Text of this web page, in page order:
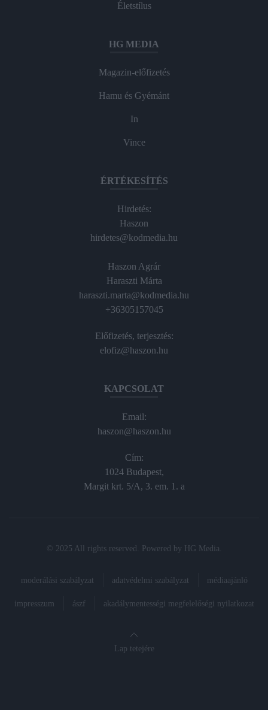
Életstílus
HG MEDIA
Magazin-előfizetés
Hamu és Gyémánt
In
Vince
ÉRTÉKESÍTÉS
Hirdetés:
Haszon
hirdetes@kodmedia.hu
Haszon Agrár
Haraszti Márta
haraszti.marta@kodmedia.hu
+36305157045
Előfizetés, terjesztés:
elofiz@haszon.hu
KAPCSOLAT
Email:
haszon@haszon.hu
Cím:
1024 Budapest,
Margit krt. 5/A, 3. em. 1. a
© 2025 All rights reserved. Powered by HG Media.
moderálási szabályzat adatvédelmi szabályzat médiaajánló
impresszum ászf akadálymentességi megfelelőségi nyilatkozat
Lap tetejére